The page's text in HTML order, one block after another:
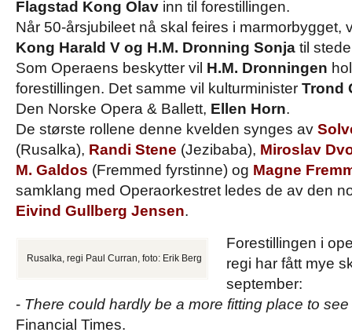
Flagstad Kong Olav inn til forestillingen.
Når 50-årsjubileet nå skal feires i marmorbygget,
Kong Harald V og H.M. Dronning Sonja til
Som Operaens beskytter vil H.M. Dronningen
forestillingen. Det samme vil kulturminister Trond
Den Norske Opera & Ballett, Ellen Horn.
De største rollene denne kvelden synges av
(Rusalka), Randi Stene (Jezibaba), Miroslav
M. Galdos (Fremmed fyrstinne) og Magne
samklang med Operaorkestret ledes de av den
Eivind Gullberg Jensen.
Rusalka, regi Paul Curran, foto: Erik Berg
Forestillingen i
regi har fått mye
september:
- There could hardly be a more fitting place to
Financial Times.